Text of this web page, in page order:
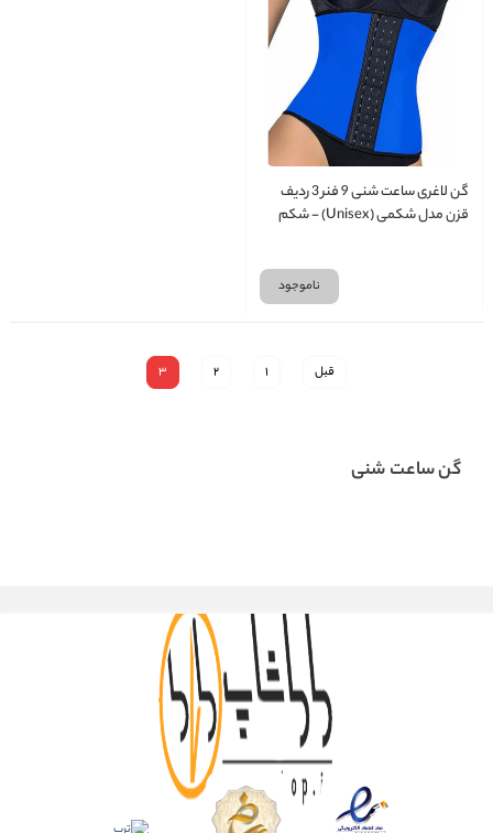
گن لاغری ساعت شنی 9 فنر 3 ردیف
قزن مدل شکمی (Unisex) - شکم
ناموجود
قبل 1
2
3
گن ساعت شنی